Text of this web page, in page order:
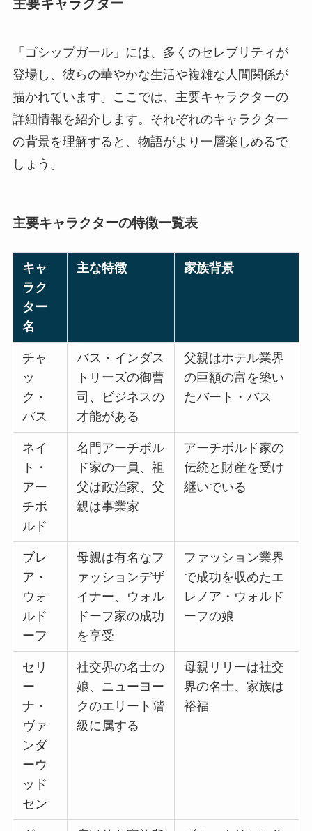
主要キャラクター
「ゴシップガール」には、多くのセレブリティが
登場し、彼らの華やかな生活や複雑な人間関係が
描かれています。ここでは、主要キャラクターの
詳細情報を紹介します。それぞれのキャラクター
の背景を理解すると、物語がより一層楽しめるで
しょう。
主要キャラクターの特徴一覧表
キャ
ラク
ター
名
主な特徴 家族背景
チャ
ッ
ク・
バス
バス・インダス
トリーズの御曹
司、ビジネスの
才能がある
父親はホテル業界
の巨額の富を築い
たバート・バス
ネイ
ト・
アー
チボ
ルド
名門アーチボル
ド家の一員、祖
父は政治家、父
親は事業家
アーチボルド家の
伝統と財産を受け
継いでいる
ブレ
ア・
ウォ
ルド
ーフ
母親は有名なフ
ァッションデザ
イナー、ウォル
ドーフ家の成功
を享受
ファッション業界
で成功を収めたエ
レノア・ウォルド
ーフの娘
セリ
ー
ナ・
ヴァ
ンダ
ーウ
ッド
セン
社交界の名士の
娘、ニューヨー
クのエリート階
級に属する
母親リリーは社交
界の名士、家族は
裕福